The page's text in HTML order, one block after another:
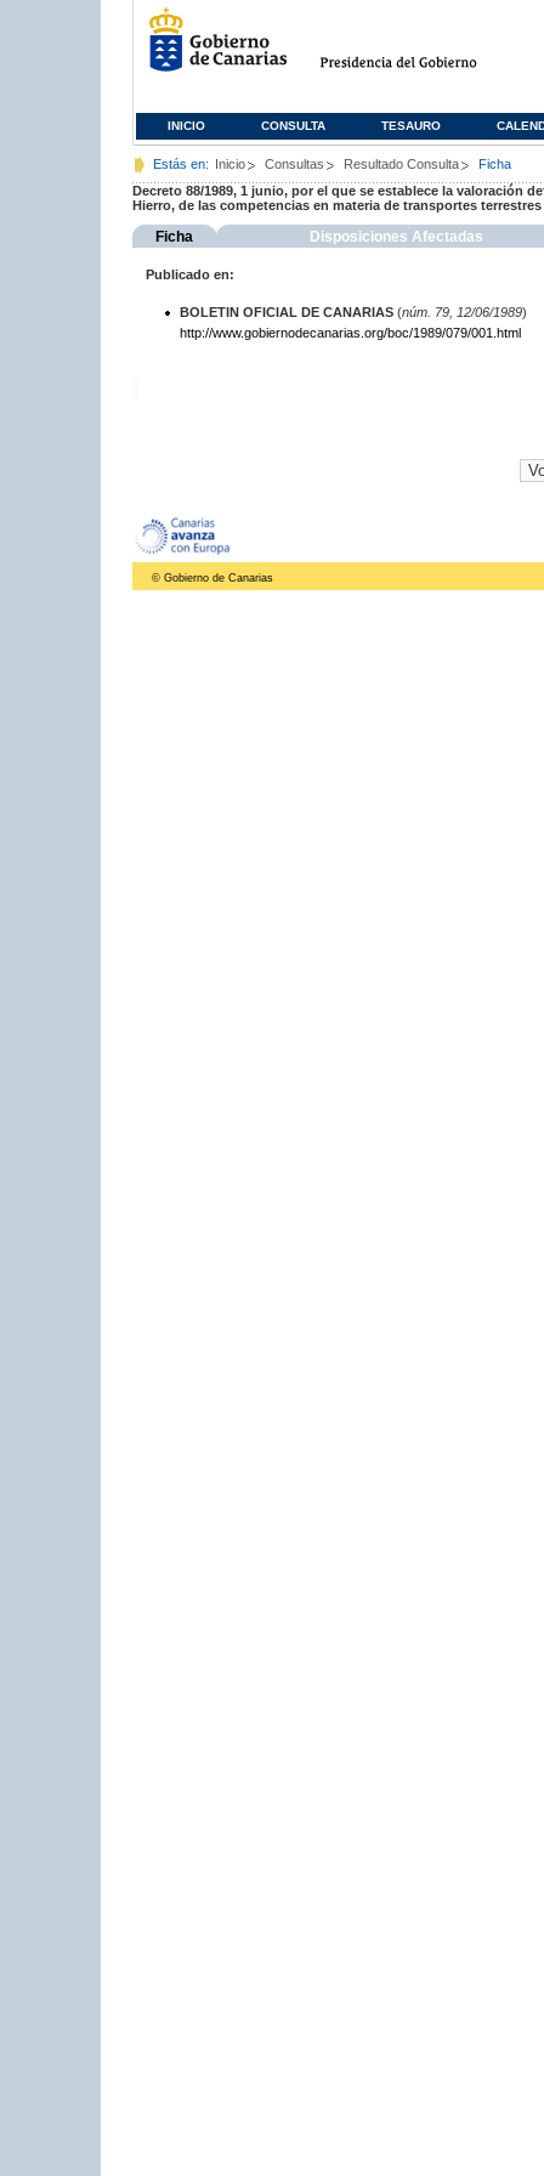
INICIO CONSULTA TESAURO
Estás en: Inicio Consultas Resultado Consulta
Ficha
Decreto 88/1989, 1 junio, por el que se establece la valoración
Hierro, de las competencias en materia de transportes
Ficha Disposiciones Afectadas
Publicado en:
BOLETIN OFICIAL DE CANARIAS(núm. 79, 12/06/1989)
http://www.gobiernodecanarias.org/boc/1989/079/001.html
© Gobierno de Canarias